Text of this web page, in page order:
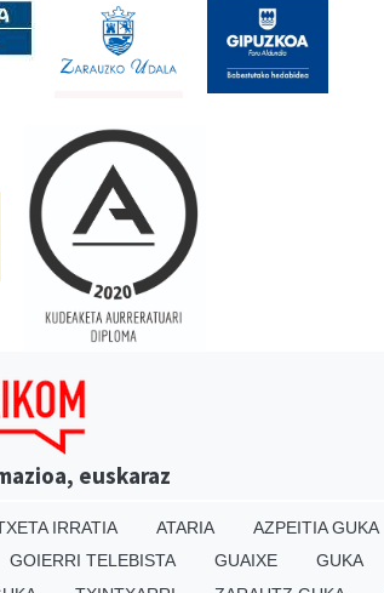
euskaraz
IRRATIA ATARIA AZPEITIA GUKA
GOIERRI TELEBISTA GUAIXE GUKA